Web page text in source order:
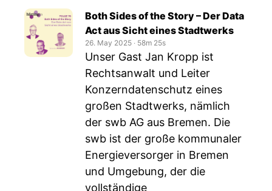
Both Sides of the Story – Der Data
Act aus Sicht eines Stadtwerks
26. May 2025 ‧ 58m 25s
Unser Gast Jan Kropp ist
Rechtsanwalt und Leiter
Konzerndatenschutz eines
großen Stadtwerks, nämlich
der swb AG aus Bremen. Die
swb ist der große kommunaler
Energieversorger in Bremen
und Umgebung, der die
vollständige